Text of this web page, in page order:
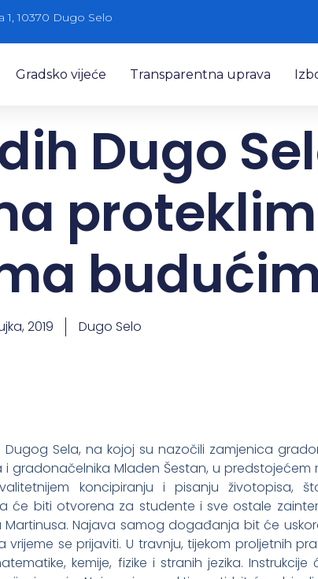
1, 10370 Dugo Selo
Gradsko vijeće Transparentna uprava
Dugo
2019 Dugo Selo
Sela, na kojoj su nazočili zamjenica
gradonačelnika Mladen Šestan, u predstojećem
koncipiranju i pisanju životopisa,
će biti otvorena za studente i sve ostale
Najava samog događanja bit će
se prijaviti. U travnju, tijekom proljetnih
kemije, fizike i stranih jezika. Instrukcije